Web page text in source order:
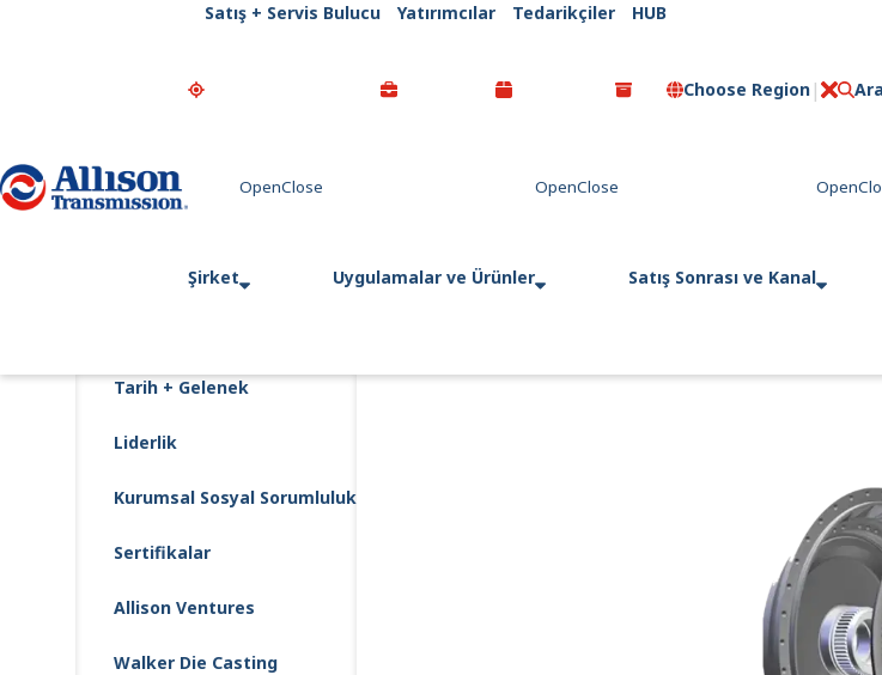
Go Home
Satış + Servis Bulucu Yatırımcılar Tedarikçiler HUB
Choose Region
Şirket
Tarih + Gelenek
Liderlik
Kurumsal Sosyal Sorumluluk
Sertifikalar
Allison Ventures
Walker Die Casting
Uygulamalar ve Ürünler Satış Sonrası ve Kanal